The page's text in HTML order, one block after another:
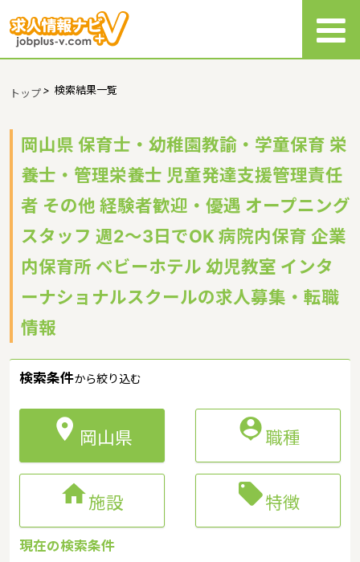
トップ> 検索結果一覧
岡山県 保育士・幼稚園教諭・学童保育 栄
養士・管理栄養士 児童発達支援管理責任
者 その他 経験者歓迎・優遇 オープニング
スタッフ 週2～3日でOK 病院内保育 企業
内保育所 ベビーホテル 幼児教室 インタ
ーナショナルスクールの求人募集・転職
情報
検索条件から絞り込む
 岡山県 職種
施設 特徴
現在の検索条件